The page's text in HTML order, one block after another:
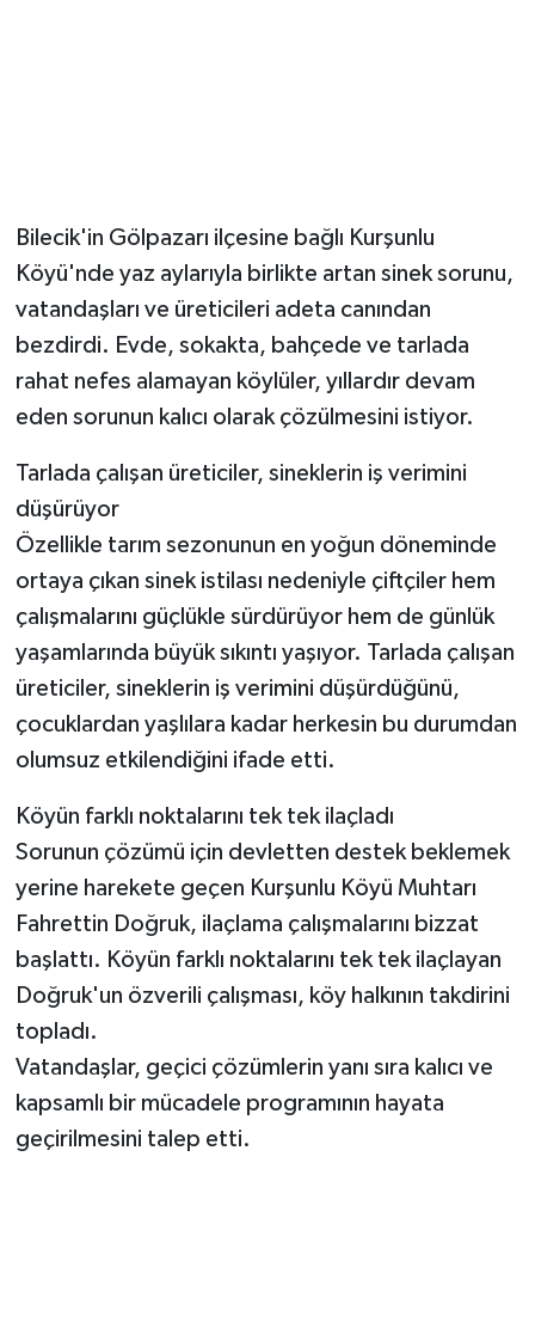
Bilecik'in Gölpazarı ilçesine bağlı Kurşunlu
Köyü'nde yaz aylarıyla birlikte artan sinek sorunu,
vatandaşları ve üreticileri adeta canından
bezdirdi. Evde, sokakta, bahçede ve tarlada
rahat nefes alamayan köylüler, yıllardır devam
eden sorunun kalıcı olarak çözülmesini istiyor.
Tarlada çalışan üreticiler, sineklerin iş verimini
düşürüyor
Özellikle tarım sezonunun en yoğun döneminde
ortaya çıkan sinek istilası nedeniyle çiftçiler hem
çalışmalarını güçlükle sürdürüyor hem de günlük
yaşamlarında büyük sıkıntı yaşıyor. Tarlada çalışan
üreticiler, sineklerin iş verimini düşürdüğünü,
çocuklardan yaşlılara kadar herkesin bu durumdan
olumsuz etkilendiğini ifade etti.
Köyün farklı noktalarını tek tek ilaçladı
Sorunun çözümü için devletten destek beklemek
yerine harekete geçen Kurşunlu Köyü Muhtarı
Fahrettin Doğruk, ilaçlama çalışmalarını bizzat
başlattı. Köyün farklı noktalarını tek tek ilaçlayan
Doğruk'un özverili çalışması, köy halkının takdirini
topladı.
Vatandaşlar, geçici çözümlerin yanı sıra kalıcı ve
kapsamlı bir mücadele programının hayata
geçirilmesini talep etti.